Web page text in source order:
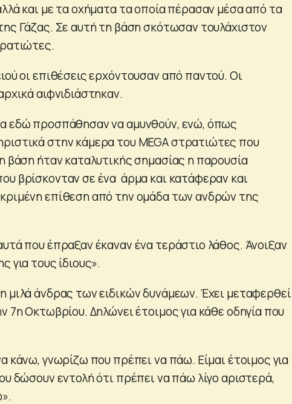
και με τα οχήματα τα οποία πέρασαν μέσα από τα
Γάζας. Σε αυτή τη βάση σκότωσαν τουλάχιστον
οι επιθέσεις ερχόντουσαν από παντού. Οι
αιφνιδιάστηκαν.
εδώ προσπάθησαν να αμυνθούν, ενώ, όπως
στην κάμερα του MEGA στρατιώτες που
βάση ήταν καταλυτικής σημασίας η παρουσία
βρίσκονταν σε ένα άρμα και κατάφεραν και
επίθεση από την ομάδα των ανδρών της
που έπραξαν έκαναν ένα τεράστιο λάθος. Άνοιξαν
για τους ίδιους».
μιλά άνδρας των ειδικών δυνάμεων. Έχει μεταφερθεί
7η Οκτωβρίου. Δηλώνει έτοιμος για κάθε οδηγία που
κάνω, γνωρίζω που πρέπει να πάω. Είμαι έτοιμος για
δώσουν εντολή ότι πρέπει να πάω λίγο αριστερά,